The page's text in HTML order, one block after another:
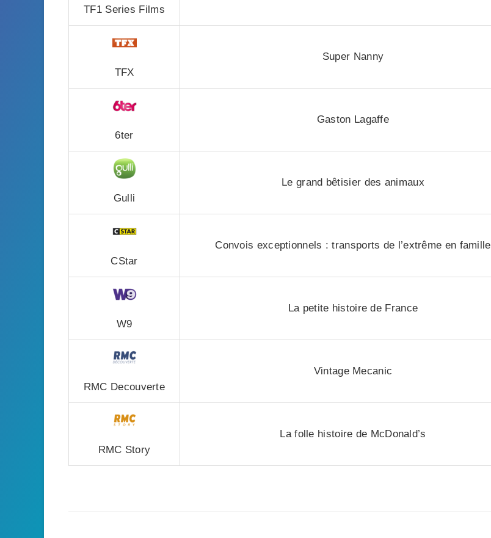
TF1 Series Films
TFX
Super Nanny
6ter
Gaston Lagaffe
Gulli
Le grand bêtisier des animaux
CStar
Convois exceptionnels : transports de l’extrême en famille
W9
La petite histoire de France
RMC Decouverte
Vintage Mecanic
RMC Story
La folle histoire de McDonald’s